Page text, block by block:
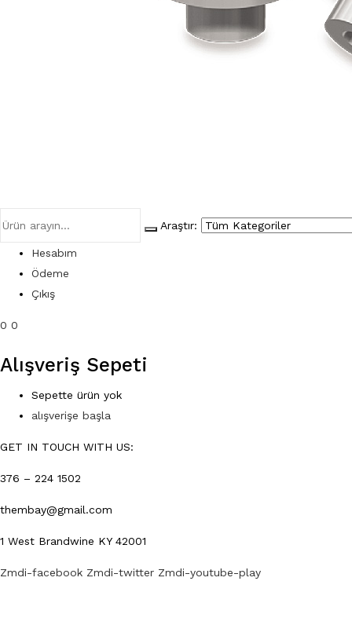
Araştır:
Hesabım
Ödeme
Çıkış
0 0
Alışveriş Sepeti
Sepette ürün yok
alışverişe başla
GET IN TOUCH WITH US:
376 – 224 1502
thembay@gmail.com
1 West Brandwine KY 42001
Zmdi-facebook Zmdi-twitter Zmdi-youtube-play